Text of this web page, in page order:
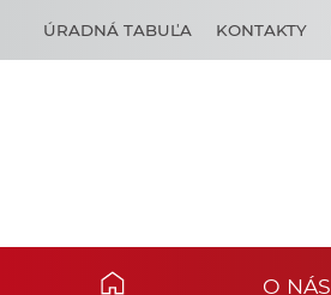
ÚRADNÁ TABUĽA KONTAKTY
O NÁS